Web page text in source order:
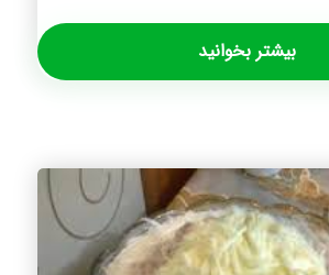
بیشتر بخوانید